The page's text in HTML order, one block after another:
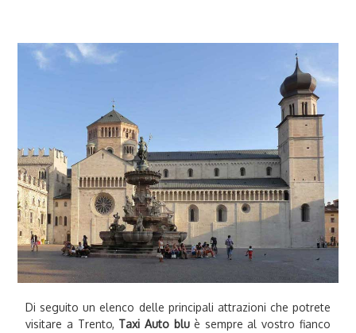
Di seguito un elenco delle principali attrazioni che potrete
visitare a Trento, Taxi Auto bluè sempre al vostro fianco